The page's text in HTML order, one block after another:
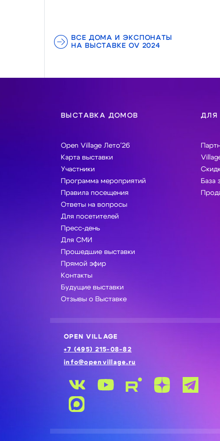
ВСЕ ДОМА И ЭКСПОНАТЫ
НА ВЫСТАВКЕ OV 2024
ВЫСТАВКА ДОМОВ
Open Village Лето'26
Карта выставки
Участники
Программа мероприятий
Правила посещения
Ответы на вопросы
Для посетителей
Пресс-день
Для СМИ
Прошедшие выставки
Прямой эфир
Контакты
Будущие выставки
Отзывы о Выставке
ДЛЯ
База
OPEN VILLAGE
+7 (495) 215-08-82
info@openvillage.ru